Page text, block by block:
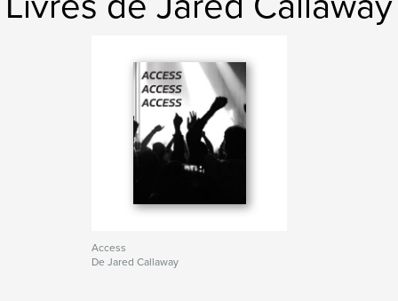
Access
De Jared Callaway